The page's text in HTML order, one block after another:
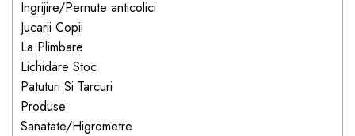
Ingrijire/Pernute anticolici
Jucarii Copii
La Plimbare
Lichidare Stoc
Patuturi Si Tarcuri
Produse
Sanatate/Higrometre